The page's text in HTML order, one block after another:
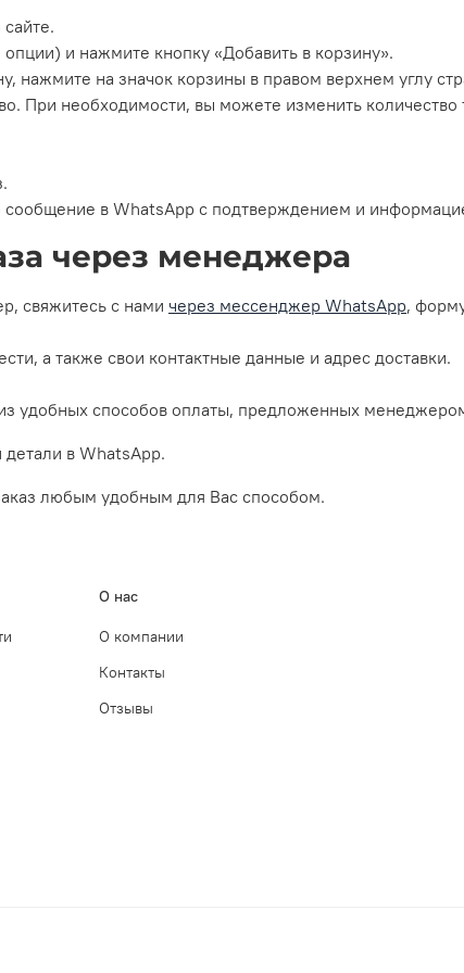
и нажмите кнопку «Добавить в корзину».
нажмите на значок корзины в правом верхнем углу
При необходимости, вы можете изменить
в WhatsApp с подтверждением и
через менеджера
свяжитесь с нами через мессенджер WhatsApp,
а также свои контактные данные и адрес доставки.
удобных способов оплаты, предложенных
в WhatsApp.
любым удобным для Вас способом.
О нас
О компании
Контакты
Отзывы